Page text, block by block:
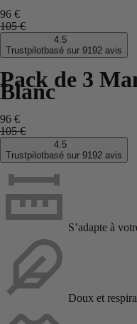
96 €
105 €
4.5
Trustpilotbasé sur 9192 avis
Pack de 3
Blanc
96 €
105 €
4.5
Trustpilotbasé sur 9192 avis
S’adapte à
Doux et